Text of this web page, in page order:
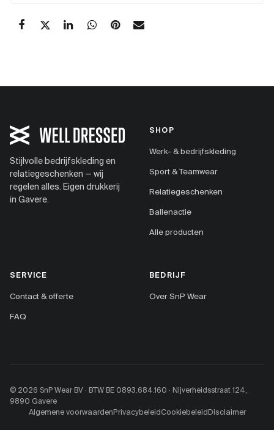
Stijlvolle bedrijfskleding en
relatiegeschenken — wij
regelen alles. Eigen drukkerij
in Gavere.
SHOP
Werk- & bedrijfskleding
Sport & Teamwear
Relatiegeschenken
Ballenactie
Alle producten
SERVICE
Contact & offerte
FAQ
BEDRIJF
Over SnP Wear
© 2026 SnP Wear BV · BTW BE 0893.684.160 · Nijverheidsstraat 124,
9890 Gavere
Algemene voorwaardenPrivacybeleidCookiebeleidDisclaimer